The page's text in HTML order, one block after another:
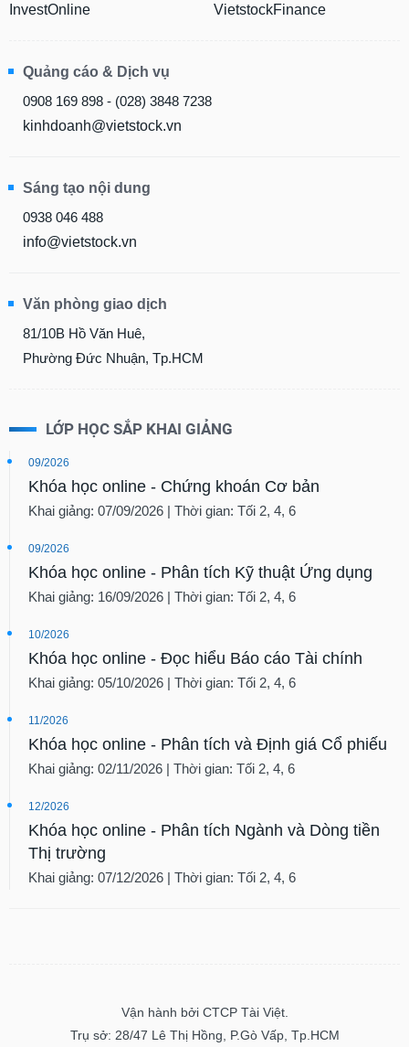
InvestOnline
VietstockFinance
Quảng cáo & Dịch vụ
0908 169 898 - (028) 3848 7238
kinhdoanh@vietstock.vn
Sáng tạo nội dung
0938 046 488
info@vietstock.vn
Văn phòng giao dịch
81/10B Hồ Văn Huê,
Phường Đức Nhuận, Tp.HCM
LỚP HỌC SẮP KHAI GIẢNG
09/2026
Khóa học online - Chứng khoán Cơ bản
Khai giảng: 07/09/2026 | Thời gian: Tối 2, 4, 6
09/2026
Khóa học online - Phân tích Kỹ thuật Ứng dụng
Khai giảng: 16/09/2026 | Thời gian: Tối 2, 4, 6
10/2026
Khóa học online - Đọc hiểu Báo cáo Tài chính
Khai giảng: 05/10/2026 | Thời gian: Tối 2, 4, 6
11/2026
Khóa học online - Phân tích và Định giá Cổ phiếu
Khai giảng: 02/11/2026 | Thời gian: Tối 2, 4, 6
12/2026
Khóa học online - Phân tích Ngành và Dòng tiền
Thị trường
Khai giảng: 07/12/2026 | Thời gian: Tối 2, 4, 6
Vận hành bởi CTCP Tài Việt.
Trụ sở: 28/47 Lê Thị Hồng, P.Gò Vấp, Tp.HCM